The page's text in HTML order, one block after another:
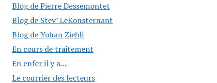
Blog de Pierre Dessemontet
Blog de Stev’ LeKonsternant
Blog de Yohan Ziehli
En cours de traitement
En enfer il y a…
Le courrier des lecteurs